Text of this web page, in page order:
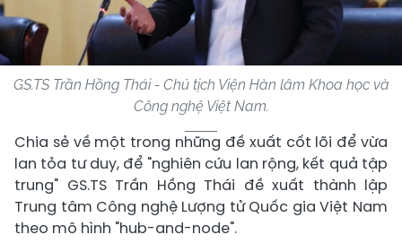
GS.TS Trần Hồng Thái - Chủ tịch Viện Hàn lâm Khoa học và
Công nghệ Việt Nam.
Chia sẻ về một trong những đề xuất cốt lõi để vừa
lan tỏa tư duy, để "nghiên cứu lan rộng, kết quả tập
trung" GS.TS Trần Hồng Thái đề xuất thành lập
Trung tâm Công nghệ Lượng tử Quốc gia Việt Nam
theo mô hình "hub-and-node".